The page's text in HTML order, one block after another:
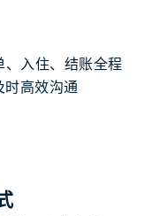
、入住、结账全程
时高效沟通